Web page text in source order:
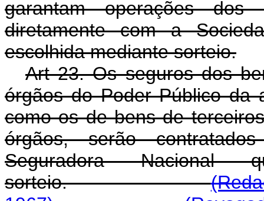
garantam operações dos
diretamente com a
escolhida mediante sorteio.
Art 23. Os seguros dos
órgãos do Poder Público da
como os de bens de
órgãos, serão
Seguradora Nacional
sorteio.